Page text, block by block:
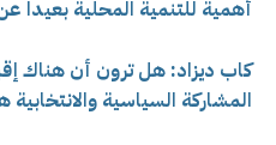
أهمية للتنمية المحلية بعيدا
كاب ديزاد: هل ترون أن هناك
المشاركة السياسية